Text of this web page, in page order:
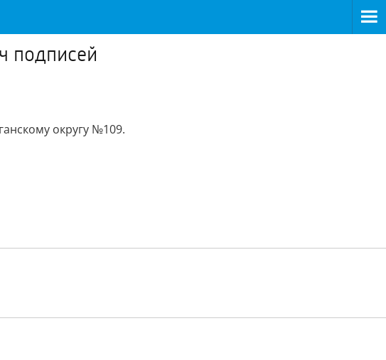
подписей
округу №109.